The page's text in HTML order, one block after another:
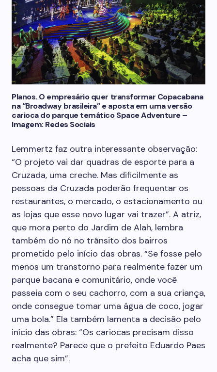
Planos. O empresário quer transformar Copacabana
na “Broadway brasileira” e aposta em uma versão
carioca do parque temático Space Adventure –
Imagem: Redes Sociais
Lemmertz faz outra interessante observação:
“O projeto vai dar quadras de esporte para a
Cruzada, uma creche. Mas dificilmente as
pessoas da Cruzada poderão frequentar os
restaurantes, o mercado, o estacionamento ou
as lojas que esse novo lugar vai trazer”. A atriz,
que mora perto do Jardim de Alah, lembra
também do nó no trânsito dos bairros
prometido pelo início das obras. “Se fosse pelo
menos um transtorno para realmente fazer um
parque bacana e comunitário, onde você
passeia com o seu cachorro, com a sua criança,
onde consegue tomar uma água de coco, jogar
uma bola.” Ela também lamenta a decisão pelo
início das obras: “Os cariocas precisam disso
realmente? Parece que o prefeito Eduardo Paes
acha que sim”.